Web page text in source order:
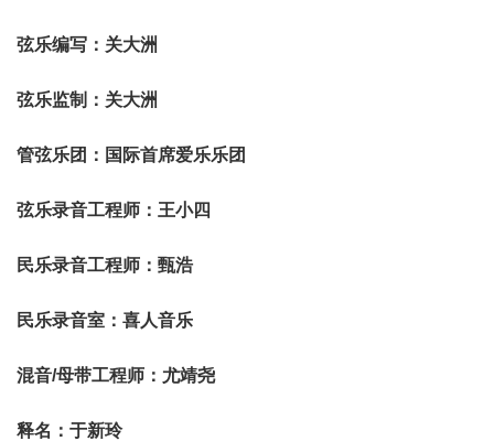
弦乐编写：关大洲
弦乐监制：关大洲
管弦乐团：国际首席爱乐乐团
弦乐录音工程师：王小四
民乐录音工程师：甄浩
民乐录音室：喜人音乐
混音/母带工程师：尤靖尧
释名：于新玲